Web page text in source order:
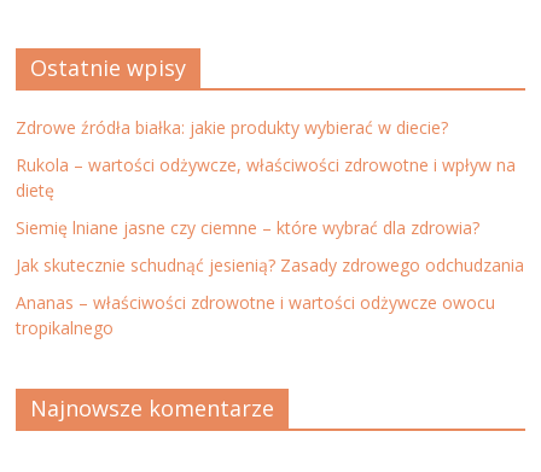
Ostatnie wpisy
Zdrowe źródła białka: jakie produkty wybierać w diecie?
Rukola – wartości odżywcze, właściwości zdrowotne i wpływ na
dietę
Siemię lniane jasne czy ciemne – które wybrać dla zdrowia?
Jak skutecznie schudnąć jesienią? Zasady zdrowego odchudzania
Ananas – właściwości zdrowotne i wartości odżywcze owocu
tropikalnego
Najnowsze komentarze